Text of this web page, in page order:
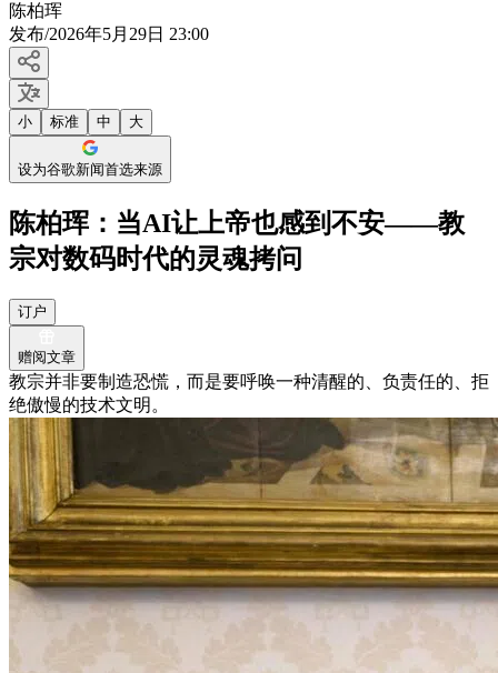
陈柏珲
发布/2026年5月29日 23:00
小 标准 中 大
设为谷歌新闻首选来源
陈柏珲：当AI让上帝也感到不安——教
宗对数码时代的灵魂拷问
订户
赠阅文章
教宗并非要制造恐慌，而是要呼唤一种清醒的、负责任的、拒
绝傲慢的技术文明。